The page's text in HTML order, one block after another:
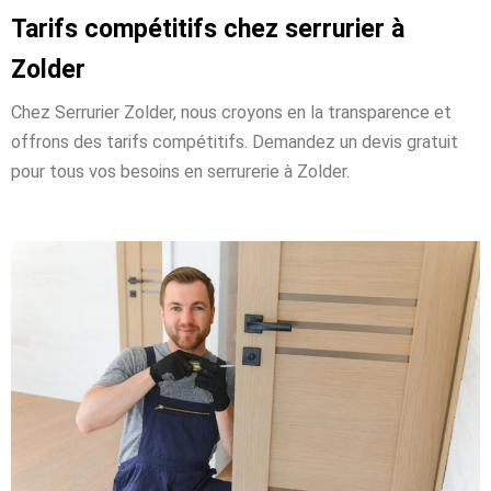
Tarifs compétitifs chez serrurier à
Zolder
Chez Serrurier Zolder, nous croyons en la transparence et
offrons des tarifs compétitifs. Demandez un devis gratuit
pour tous vos besoins en serrurerie à Zolder.